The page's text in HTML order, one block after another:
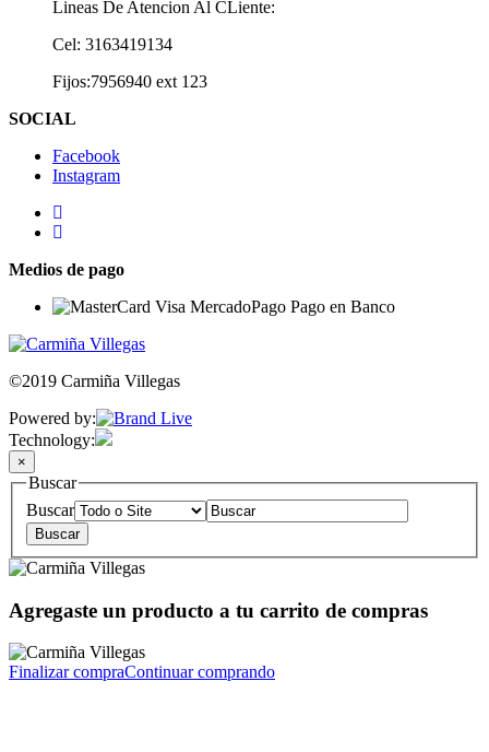
Lineas De Atencion Al CLiente:
Cel: 3163419134
Fijos:7956940 ext 123
SOCIAL
Facebook
Instagram
Medios de pago
©2019 Carmiña Villegas
Powered by:
Technology:
×
Buscar
Buscar
Agregaste un producto a tu carrito de compras
Finalizar compraContinuar comprando